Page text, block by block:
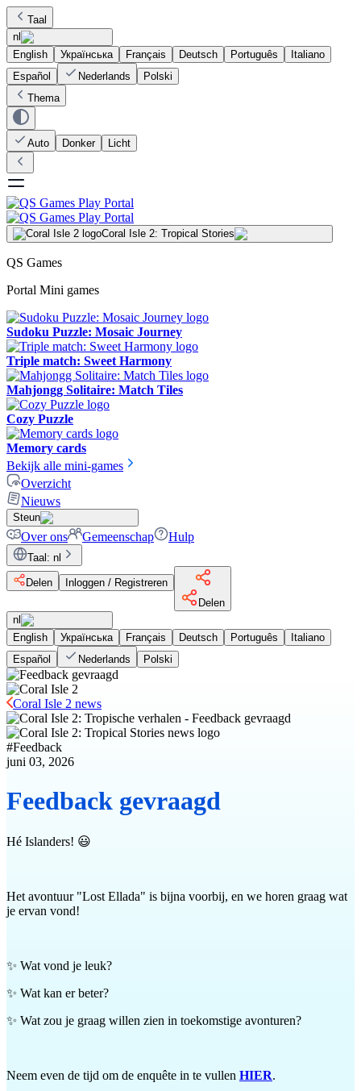
Taal
nl
English
Українська Français Deutsch Português
Italiano
Español
Nederlands
Polski
Thema
Auto Donker Licht
Coral Isle 2: Tropical Stories
QS Games
Portal Mini games
Sudoku Puzzle: Mosaic Journey
Triple match: Sweet Harmony
Mahjongg Solitaire: Match Tiles
Cozy Puzzle
Memory cards
Bekijk alle mini-games
Overzicht
Nieuws
Steun
Over ons Gemeenschap Hulp
Taal : nl
Delen
Inloggen / Registreren
Delen
nl
English
Українська Français Deutsch Português
Italiano
Español
Nederlands Polski
Coral Isle 2 news
#Feedback
juni 03, 2026
Feedback gevraagd
Hé Islanders! 😃
Het avontuur "Lost Ellada" is bijna voorbij, en we horen graag wat
je ervan vond!
✨ Wat vond je leuk?
✨ Wat kan er beter?
✨ Wat zou je graag willen zien in toekomstige avonturen?
Neem even de tijd om de enquête in te vullen HIER.